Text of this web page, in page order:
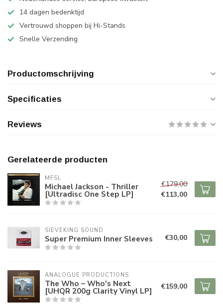
14 dagen bedenktijd
Vertrouwd shoppen bij Hi-Stands
Snelle Verzending
Productomschrijving
Specificaties
Reviews
Gerelateerde producten
MFSL
Michael Jackson - Thriller
[Ultradisc One Step LP]
€179,00
€113,00
SIEVEKING SOUND
Super Premium Inner Sleeves €30,00
ANALOGUE PRODUCTIONS
The Who – Who's Next
[UHQR 200g Clarity Vinyl LP] €159,00